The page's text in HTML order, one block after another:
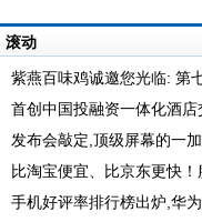
滚动
紫燕百味鸡诚邀您光临: 第
首创中国投融资一体化酒
发布会敲定,顶级屏幕的一
比淘宝便宜、比京东更快！
手机好评率排行榜出炉,华